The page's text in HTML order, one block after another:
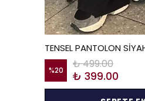
TENSEL PANTOLON
%20 ₺ 499.00
₺ 399.00